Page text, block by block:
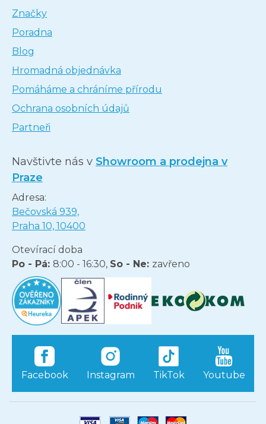
Značky
Poradna
Blog
Hromadná objednávka
Pomáháme a chráníme přírodu
Ochrana osobních údajů
Partneři
Navštivte nás v Showroom a prodejna v
Praze
Adresa:
Bečovská 939,
Praha 10, 10400
Otevírací doba
Po - Pá: 8:00 - 16:30, So - Ne: zavřeno
Facebook Instagram TikTok Youtube